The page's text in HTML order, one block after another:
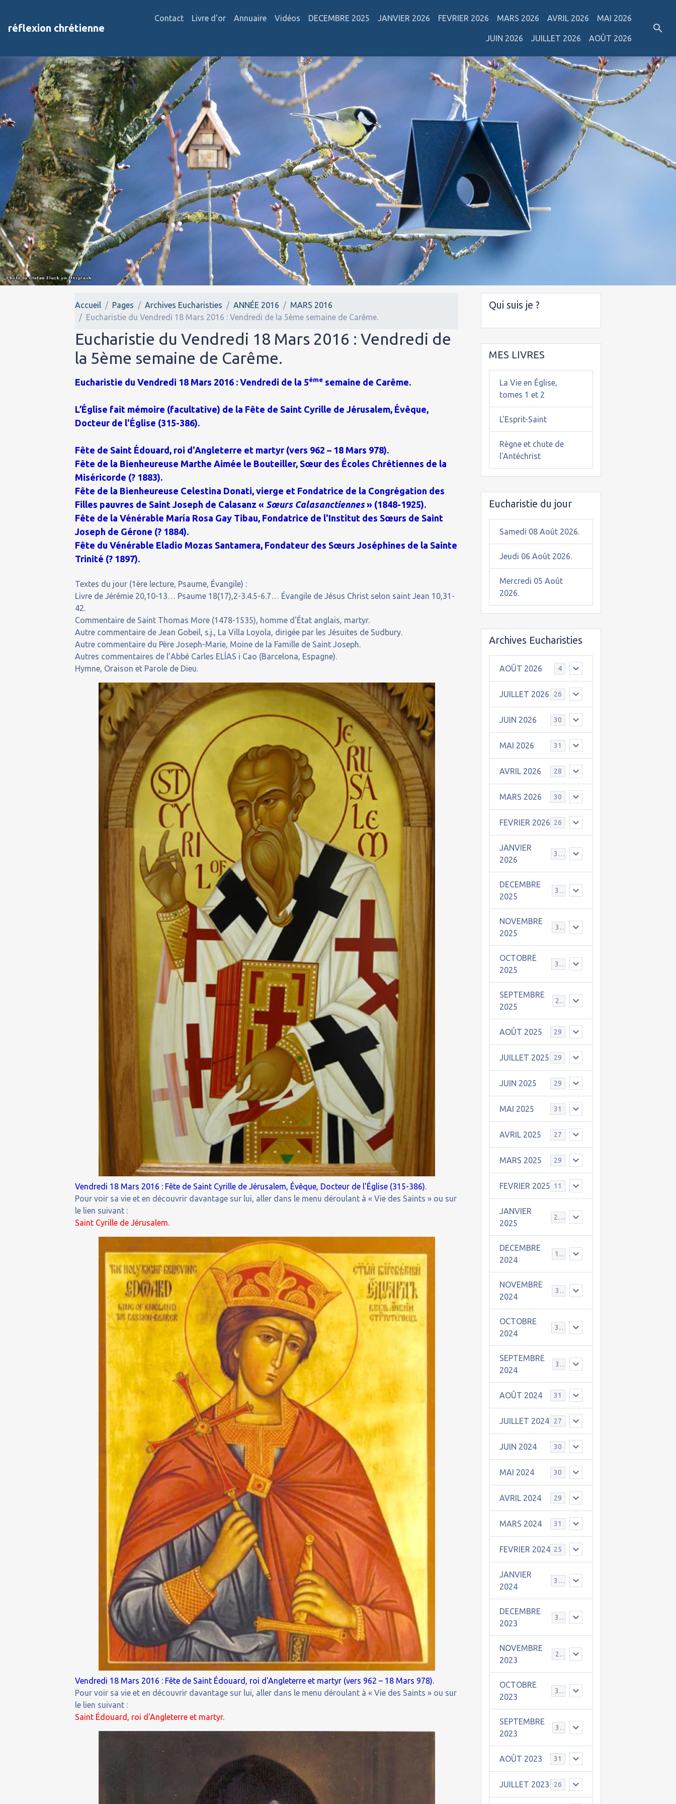
réflexion chrétienne
Contact Livre d'or Annuaire Vidéos DECEMBRE 2025 JANVIER 2026 FEVRIER 2026 MARS 2026 AVRIL 2026 MAI 2026
JUIN 2026 JUILLET 2026 AOÛT 2026
Accueil Pages Archives Eucharisties ANNÉE 2016
MARS 2016
Eucharistie du Vendredi 18 Mars 2016 : Vendredi de la 5ème semaine de Carême.
Eucharistie du Vendredi 18 Mars 2016 : Vendredi de
la 5ème semaine de Carême.
Eucharistie du Vendredi 18 Mars 2016 : Vendredi de la 5ème semaine de Carême.
L’Église fait mémoire (facultative) de la Fête de Saint Cyrille de Jérusalem, Évêque,
Docteur de l'Église (315-386).
Fête de Saint Édouard, roi d'Angleterre et martyr (vers 962 – 18 Mars 978).
Fête de la Bienheureuse Marthe Aimée le Bouteiller, Sœur des Écoles Chrétiennes de la
Miséricorde (? 1883).
Fête de la Bienheureuse Celestina Donati, vierge et Fondatrice de la Congrégation des
Filles pauvres de Saint Joseph de Calasanz « Sœurs Calasanctiennes» (1848-1925).
Fête de la Vénérable María Rosa Gay Tibau, Fondatrice de l'Institut des Sœurs de Saint
Joseph de Gérone (? 1884).
Fête du Vénérable Eladio Mozas Santamera, Fondateur des Sœurs Joséphines de la Sainte
Trinité (? 1897).
Textes du jour (1ère lecture, Psaume, Évangile) :
Livre de Jérémie 20,10-13… Psaume 18(17),2-3.4.5-6.7… Évangile de Jésus Christ selon saint Jean 10,31-
42.
Commentaire de Saint Thomas More (1478-1535), homme d'État anglais, martyr.
Autre commentaire de Jean Gobeil, s.j., La Villa Loyola, dirigée par les Jésuites de Sudbury.
Autre commentaire du Père Joseph-Marie, Moine de la Famille de Saint Joseph.
Autres commentaires de l’Abbé Carles ELÍAS i Cao (Barcelona, Espagne).
Hymne, Oraison et Parole de Dieu.
Vendredi 18 Mars 2016 : Fête de Saint Cyrille de Jérusalem, Évêque, Docteur de l'Église (315-386).
Pour voir sa vie et en découvrir davantage sur lui, aller dans le menu déroulant à « Vie des Saints » ou sur
le lien suivant :
Saint Cyrille de Jérusalem.
Vendredi 18 Mars 2016 : Fête de Saint Édouard, roi d'Angleterre et martyr (vers 962 – 18 Mars 978).
Pour voir sa vie et en découvrir davantage sur lui, aller dans le menu déroulant à « Vie des Saints » ou sur
le lien suivant :
Saint Édouard, roi d'Angleterre et martyr.
Qui suis je ?
MES LIVRES
La Vie en Église,
tomes 1 et 2
L'Esprit-Saint
Règne et chute de
l'Antéchrist
Eucharistie du jour
Samedi 08 Août 2026.
Jeudi 06 Août 2026.
Mercredi 05 Août
2026.
Archives Eucharisties
AOÛT 2026 4
JUILLET 2026 26
JUIN 2026 30
MAI 2026 31
AVRIL 2026 28
MARS 2026 30
FEVRIER 2026 26
JANVIER
2026
31
DECEMBRE
2025
30
NOVEMBRE
2025
30
OCTOBRE
2025
31
SEPTEMBRE
2025
25
AOÛT 2025 29
JUILLET 2025 29
JUIN 2025 29
MAI 2025 31
AVRIL 2025 27
MARS 2025 29
FEVRIER 2025 11
JANVIER
2025
25
DECEMBRE
2024
19
NOVEMBRE
2024
30
OCTOBRE
2024
31
SEPTEMBRE
2024
30
AOÛT 2024 31
JUILLET 2024 27
JUIN 2024 30
MAI 2024 30
AVRIL 2024 29
MARS 2024 31
FEVRIER 2024 25
JANVIER
2024
30
DECEMBRE
2023
31
NOVEMBRE
2023
24
OCTOBRE
2023
31
SEPTEMBRE
2023
30
AOÛT 2023 31
JUILLET 2023 26